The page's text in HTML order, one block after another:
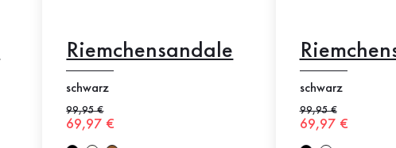
Riemchensandale
schwarz
Alter Preis
99,95 €
Neuer Preis
69,97 €
schwarz
Alter Preis
99,95 €
Neuer Preis
69,97 €